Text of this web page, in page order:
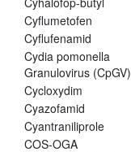
Cyflumetofen
Cyflufenamid
Cydia pomonella
Granulovirus (CpGV)
Cycloxydim
Cyazofamid
Cyantraniliprole
COS-OGA